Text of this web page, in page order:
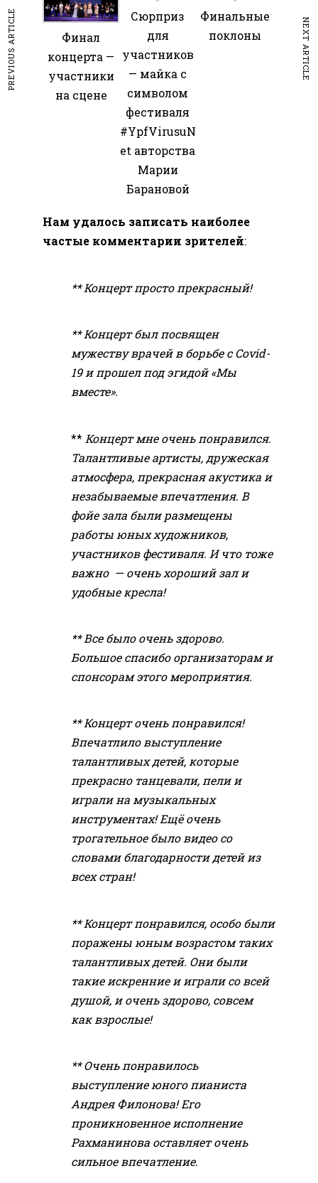
Финал
концерта —
участники
на сцене
Сюрприз
для
участников
— майка с
символом
фестиваля
#YpfVirusuN
et авторства
Марии
Барановой
Финальные
поклоны
Нам удалось записать наиболее
частые комментарии зрителей:
** Концерт просто прекрасный!
** Концерт был посвящен
мужеству врачей в борьбе с Covid-
19 и прошел под эгидой «Мы
вместе».
** Концерт мне очень понравился.
Талантливые артисты, дружеская
атмосфера, прекрасная акустика и
незабываемые впечатления. В
фойе зала были размещены
работы юных художников,
участников фестиваля. И что тоже
важно — очень хороший зал и
удобные кресла!
** Все было очень здорово.
Большое спасибо организаторам и
спонсорам этого мероприятия.
** Концерт очень понравился!
Впечатлило выступление
талантливых детей, которые
прекрасно танцевали, пели и
играли на музыкальных
инструментах! Ещё очень
трогательное было видео со
словами благодарности детей из
всех стран!
** Концерт понравился, особо были
поражены юным возрастом таких
талантливых детей. Они были
такие искренние и играли со всей
душой, и очень здорово, совсем
как взрослые!
** Очень понравилось
выступление юного пианиста
Андрея Филонова! Его
проникновенное исполнение
Рахманинова оставляет очень
сильное впечатление.
PREVIOUS ARTICLE NEXT ARTICLE